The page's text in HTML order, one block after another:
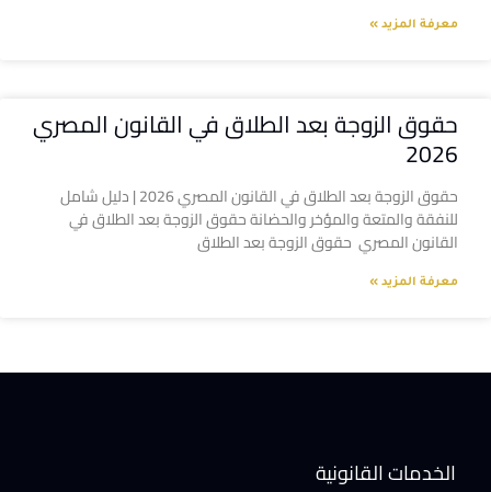
معرفة المزيد »
حقوق الزوجة بعد الطلاق في القانون المصري
2026
حقوق الزوجة بعد الطلاق في القانون المصري 2026 | دليل شامل
للنفقة والمتعة والمؤخر والحضانة حقوق الزوجة بعد الطلاق في
القانون المصري حقوق الزوجة بعد الطلاق
معرفة المزيد »
الخدمات القانونية